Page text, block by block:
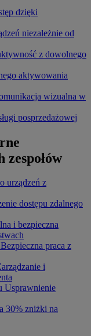
dzięki
niezależnie od
z dowolnego
aktywowania
wizualna w
posprzedażowej
urządzeń z
dostępu zdalnego
i bezpieczna
Bezpieczna praca z
i
Usprawnienie
30% zniżki na